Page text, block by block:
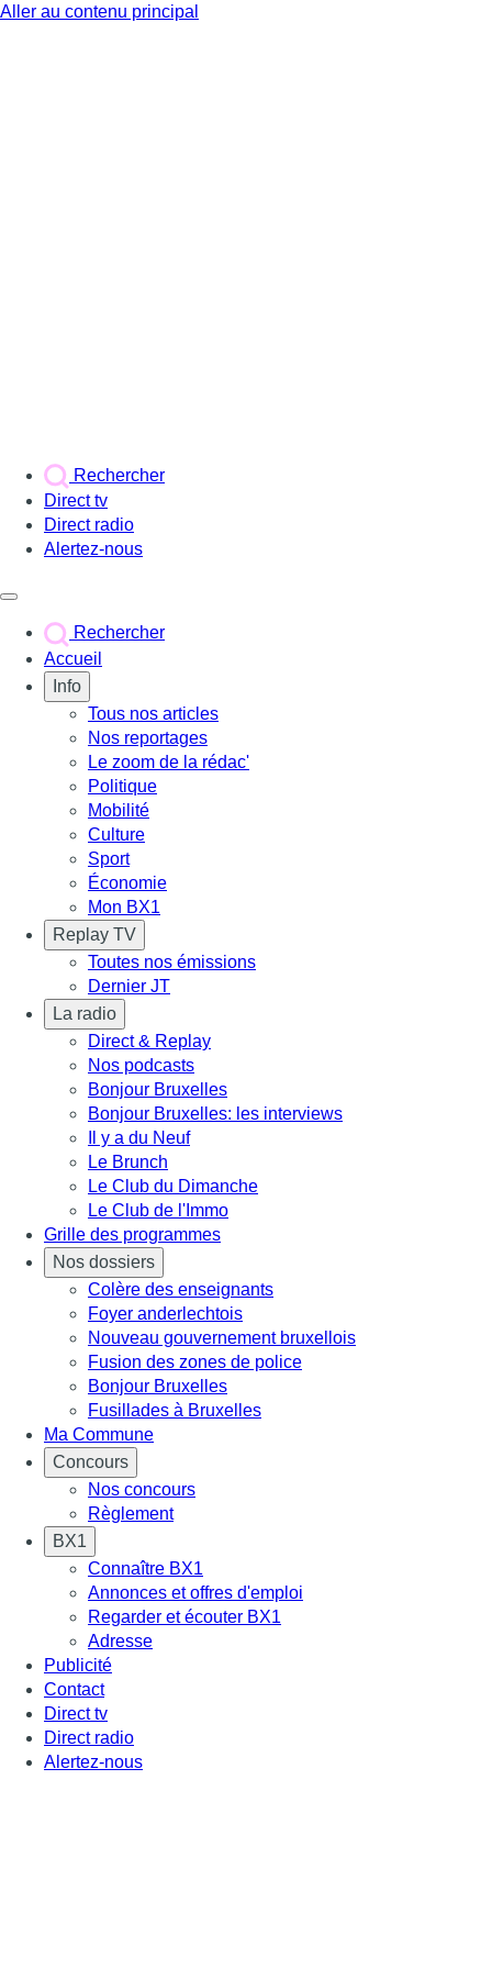
Aller au contenu principal
Rechercher
Direct tv
Direct radio
Alertez-nous
Rechercher
Accueil
Info
Tous nos articles
Nos reportages
Le zoom de la rédac'
Politique
Mobilité
Culture
Sport
Économie
Mon BX1
Replay TV
Toutes nos émissions
Dernier JT
La radio
Direct & Replay
Nos podcasts
Bonjour Bruxelles
Bonjour Bruxelles: les interviews
Il y a du Neuf
Le Brunch
Le Club du Dimanche
Le Club de l'Immo
Grille des programmes
Nos dossiers
Colère des enseignants
Foyer anderlechtois
Nouveau gouvernement bruxellois
Fusion des zones de police
Bonjour Bruxelles
Fusillades à Bruxelles
Ma Commune
Concours
Nos concours
Règlement
BX1
Connaître BX1
Annonces et offres d'emploi
Regarder et écouter BX1
Adresse
Publicité
Contact
Direct tv
Direct radio
Alertez-nous